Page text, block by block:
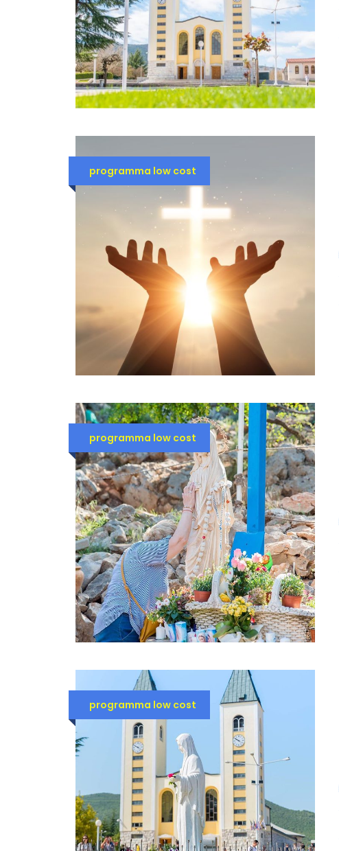
programma low cost
programma low cost
programma low cost